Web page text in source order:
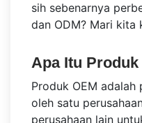
sih sebenarnya
dan ODM? Mari kita
Apa Itu Produk
Produk OEM
oleh satu
perusahaan lain